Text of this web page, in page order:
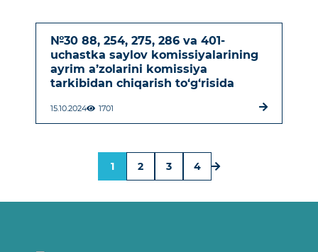
№30 88, 254, 275, 286 va 401-
uchastka saylov komissiyalarining
ayrim a’zolarini komissiya
tarkibidan chiqarish to‘g‘risida
15.10.2024 1701
1 2 3 4